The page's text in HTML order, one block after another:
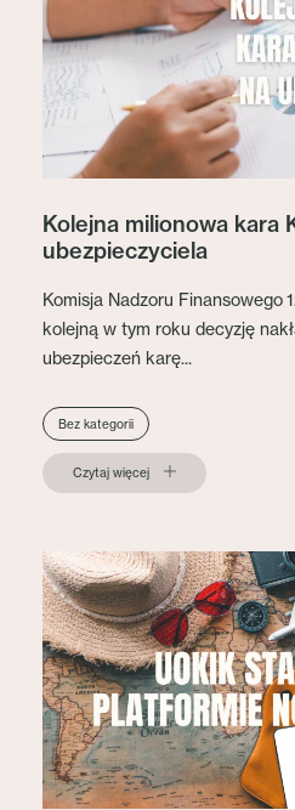
Kolejna milionowa kara
ubezpieczyciela
Komisja Nadzoru Finansowego
kolejną w tym roku decyzję
ubezpieczeń karę...
Bez kategorii
Czytaj więcej